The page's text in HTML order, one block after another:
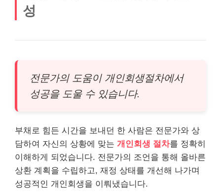
성
전문가의 도움이 개인회생절차에서
성공을 도울 수 있습니다.
부채로 힘든 시간을 보내던 한 사람은 전문가와 상
담하여 자신의 상황에 맞는 개인회생 절차를 정확히
이해하게 되었습니다. 전문가의 조언을 통해 올바른
상환 계획을 수립하고, 재정 상태를 개선해 나가며
성공적인 개인회생을 이뤄냈습니다.